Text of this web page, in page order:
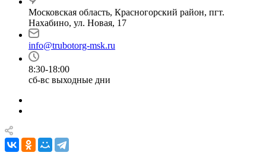
Московская область, Красногорский район, пгт.
Нахабино, ул. Новая, 17
info@trubotorg-msk.ru
8:30-18:00
сб-вс выходные дни